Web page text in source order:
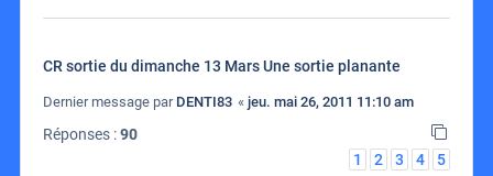
CR sortie du dimanche 13 Mars Une sortie planante
Dernier message par DENTI83 « jeu. mai 26, 2011 11:10 am
Réponses :90
1
2 3 4 5